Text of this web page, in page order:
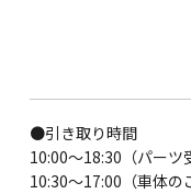
●引き取り時間
10:00～18:30（パーツ
10:30～17:00（車体の